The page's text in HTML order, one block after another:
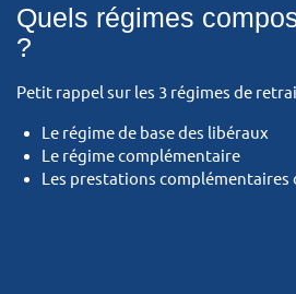
Quels régimes
?
Petit rappel sur les 3 régimes de
Le régime de base des libéraux
Le régime complémentaire
Les prestations complémentaires